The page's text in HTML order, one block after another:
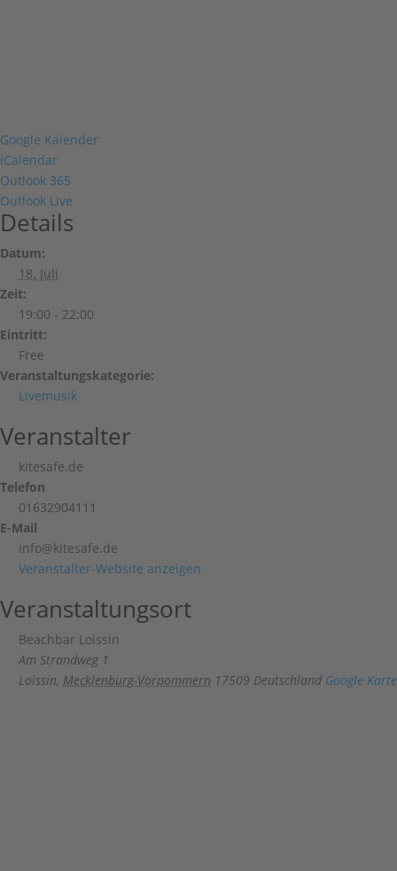
Google Kalender
iCalendar
Outlook 365
Outlook Live
Details
Datum:
18. Juli
Zeit:
19:00 - 22:00
Eintritt:
Free
Veranstaltungskategorie:
Livemusik
Veranstalter
kitesafe.de
Telefon
01632904111
E-Mail
info@kitesafe.de
Veranstalter-Website anzeigen
Veranstaltungsort
Beachbar Loissin
Am Strandweg 1
Loissin, Mecklenburg-Vorpommern 17509 Deutschland Google